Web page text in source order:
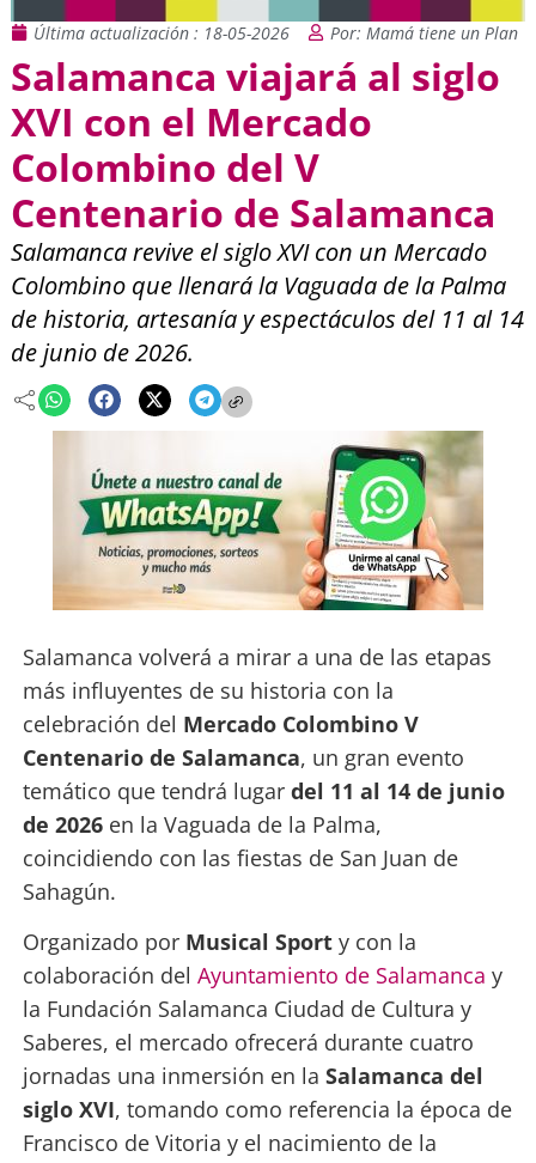
Última actualización : 18-05-2026 Por: Mamá tiene un Plan
Salamanca viajará al siglo
XVI con el Mercado
Colombino del V
Centenario de Salamanca
Salamanca revive el siglo XVI con un Mercado
Colombino que llenará la Vaguada de la Palma
de historia, artesanía y espectáculos del 11 al 14
de junio de 2026.
Salamanca volverá a mirar a una de las etapas
más influyentes de su historia con la
celebración del Mercado Colombino V
Centenario de Salamanca, un gran evento
temático que tendrá lugar del 11 al 14 de junio
de 2026 en la Vaguada de la Palma,
coincidiendo con las fiestas de San Juan de
Sahagún.
Organizado por Musical Sport y con la
colaboración del Ayuntamiento de Salamanca y
la Fundación Salamanca Ciudad de Cultura y
Saberes, el mercado ofrecerá durante cuatro
jornadas una inmersión en la Salamanca del
siglo XVI, tomando como referencia la época de
Francisco de Vitoria y el nacimiento de la